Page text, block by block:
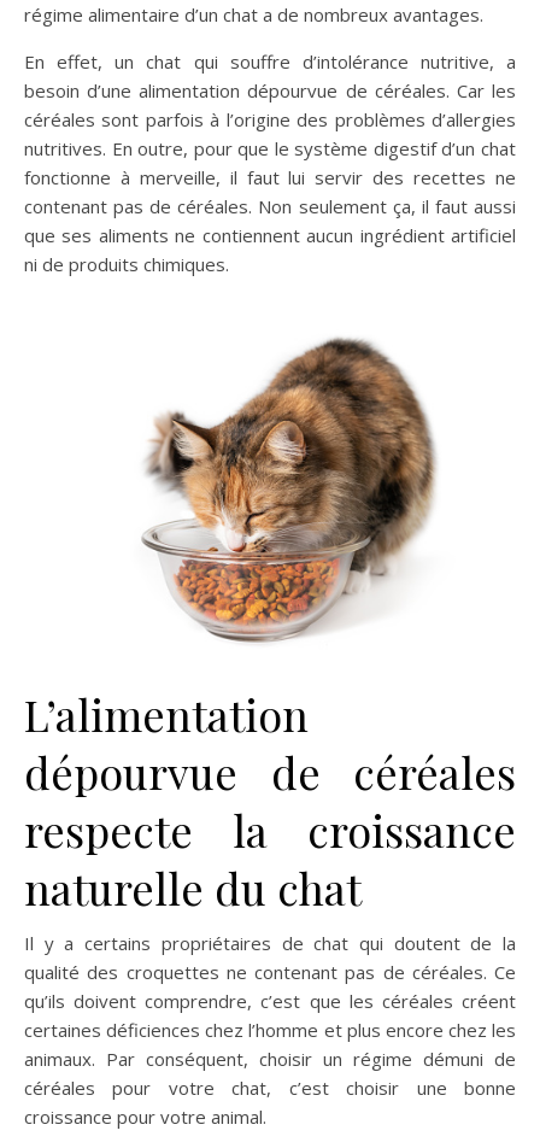
régime alimentaire d’un chat a de nombreux avantages.
En effet, un chat qui souffre d’intolérance nutritive, a
besoin d’une alimentation dépourvue de céréales. Car les
céréales sont parfois à l’origine des problèmes d’allergies
nutritives. En outre, pour que le système digestif d’un chat
fonctionne à merveille, il faut lui servir des recettes ne
contenant pas de céréales. Non seulement ça, il faut aussi
que ses aliments ne contiennent aucun ingrédient artificiel
ni de produits chimiques.
L’alimentation
dépourvue de céréales
respecte la croissance
naturelle du chat
Il y a certains propriétaires de chat qui doutent de la
qualité des croquettes ne contenant pas de céréales. Ce
qu’ils doivent comprendre, c’est que les céréales créent
certaines déficiences chez l’homme et plus encore chez les
animaux. Par conséquent, choisir un régime démuni de
céréales pour votre chat, c’est choisir une bonne
croissance pour votre animal.